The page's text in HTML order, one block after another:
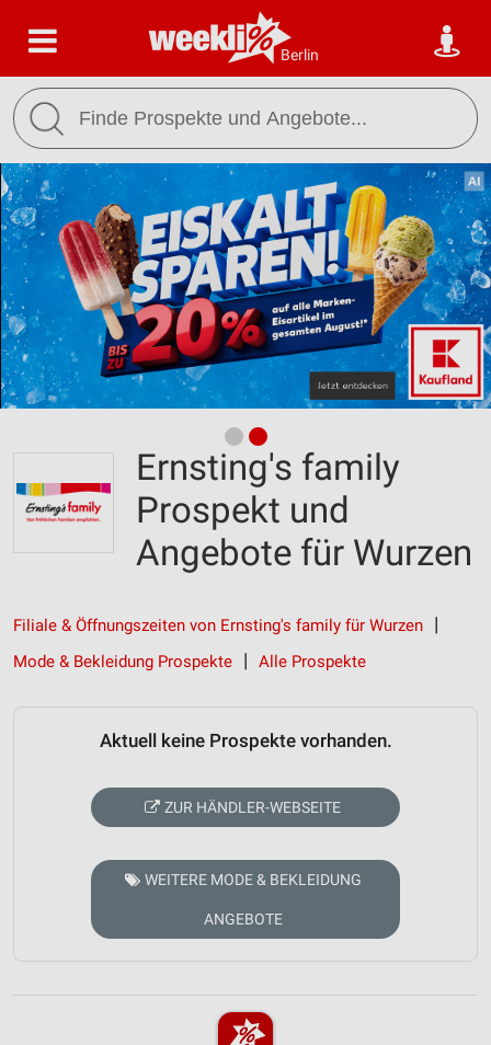
Berlin
Ernsting's family
Prospekt und
Angebote für Wurzen
Filiale & Öffnungszeiten von Ernsting's family für Wurzen
Mode & Bekleidung Prospekte
Alle Prospekte
Aktuell keine Prospekte vorhanden.
ZUR HÄNDLER-WEBSEITE
WEITERE MODE & BEKLEIDUNG
ANGEBOTE